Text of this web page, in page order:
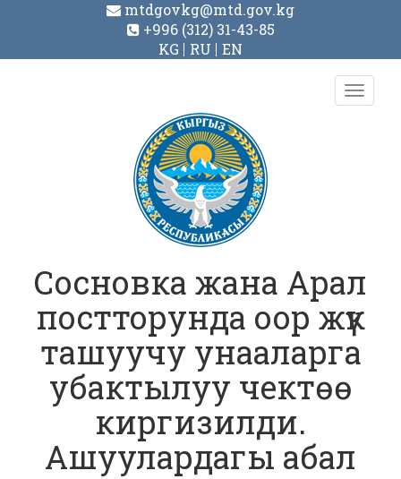
mtdgovkg@mtd.gov.kg
+996 (312) 31-43-85
KG
RU EN
Toggle
Сосновка жана Арал
постторунда оор жүк
ташуучу унааларга
убактылуу чектөө
киргизилди.
Ашуулардагы абал